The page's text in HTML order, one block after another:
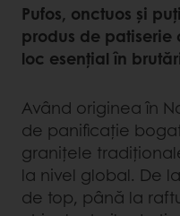
Pufos, onctuos și
produs de patiserie
loc esențial în
Având originea în
de panificație
granițele
la nivel global. De
de top, până la